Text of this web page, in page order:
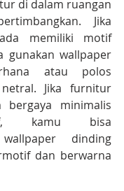
di dalam ruangan
Jika
memiliki motif
gunakan wallpaper
atau polos
Jika furnitur
bergaya minimalis
kamu bisa
dinding
dan berwarna